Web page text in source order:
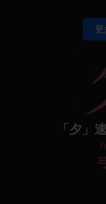
「夕」
n